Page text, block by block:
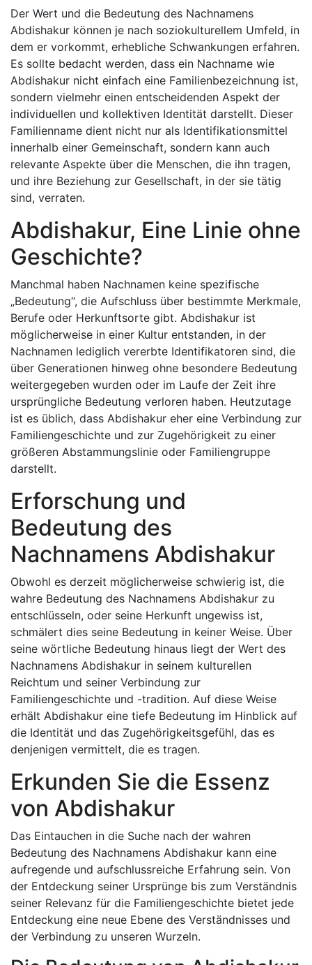
Der Wert und die Bedeutung des Nachnamens
Abdishakur können je nach soziokulturellem Umfeld, in
dem er vorkommt, erhebliche Schwankungen erfahren.
Es sollte bedacht werden, dass ein Nachname wie
Abdishakur nicht einfach eine Familienbezeichnung ist,
sondern vielmehr einen entscheidenden Aspekt der
individuellen und kollektiven Identität darstellt. Dieser
Familienname dient nicht nur als Identifikationsmittel
innerhalb einer Gemeinschaft, sondern kann auch
relevante Aspekte über die Menschen, die ihn tragen,
und ihre Beziehung zur Gesellschaft, in der sie tätig
sind, verraten.
Abdishakur, Eine Linie ohne
Geschichte?
Manchmal haben Nachnamen keine spezifische
„Bedeutung“, die Aufschluss über bestimmte Merkmale,
Berufe oder Herkunftsorte gibt. Abdishakur ist
möglicherweise in einer Kultur entstanden, in der
Nachnamen lediglich vererbte Identifikatoren sind, die
über Generationen hinweg ohne besondere Bedeutung
weitergegeben wurden oder im Laufe der Zeit ihre
ursprüngliche Bedeutung verloren haben. Heutzutage
ist es üblich, dass Abdishakur eher eine Verbindung zur
Familiengeschichte und zur Zugehörigkeit zu einer
größeren Abstammungslinie oder Familiengruppe
darstellt.
Erforschung und
Bedeutung des
Nachnamens Abdishakur
Obwohl es derzeit möglicherweise schwierig ist, die
wahre Bedeutung des Nachnamens Abdishakur zu
entschlüsseln, oder seine Herkunft ungewiss ist,
schmälert dies seine Bedeutung in keiner Weise. Über
seine wörtliche Bedeutung hinaus liegt der Wert des
Nachnamens Abdishakur in seinem kulturellen
Reichtum und seiner Verbindung zur
Familiengeschichte und -tradition. Auf diese Weise
erhält Abdishakur eine tiefe Bedeutung im Hinblick auf
die Identität und das Zugehörigkeitsgefühl, das es
denjenigen vermittelt, die es tragen.
Erkunden Sie die Essenz
von Abdishakur
Das Eintauchen in die Suche nach der wahren
Bedeutung des Nachnamens Abdishakur kann eine
aufregende und aufschlussreiche Erfahrung sein. Von
der Entdeckung seiner Ursprünge bis zum Verständnis
seiner Relevanz für die Familiengeschichte bietet jede
Entdeckung eine neue Ebene des Verständnisses und
der Verbindung zu unseren Wurzeln.